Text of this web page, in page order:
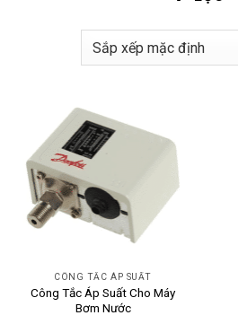
CÔNG TẮC ÁP SUẤT
Công Tắc Áp Suất Cho Máy
Bơm Nước